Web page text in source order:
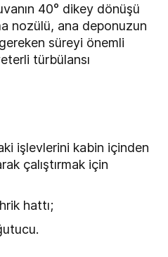
40° dikey dönüşü
nozülü, ana deponuzun
süreyi önemli
türbülansı
işlevlerini kabin içinden
çalıştırmak için
hattı;